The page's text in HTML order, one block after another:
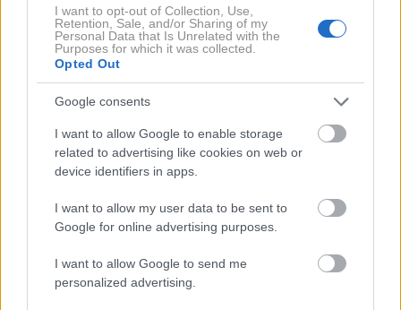
I want to opt-out of Collection, Use,
Retention, Sale, and/or Sharing of my
Personal Data that Is Unrelated with the
Purposes for which it was collected.
Opted Out
Google consents
I want to allow Google to enable storage
related to advertising like cookies on web or
device identifiers in apps.
I want to allow my user data to be sent to
Google for online advertising purposes.
I want to allow Google to send me
personalized advertising.
14 / 25
Pri BMW-ju so ob predstavitvi izpostavili tudi novo
tehnologijo zgorevanja, imenovano BMW M Ignite.
Gre za rešitev s predkomornim vžigom, ki izvira iz
obremenitvah zmanjšala porabo goriva. Tehnologija